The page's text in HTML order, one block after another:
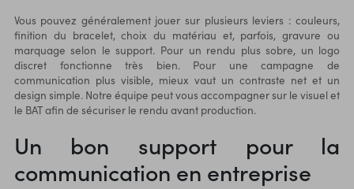
Vous pouvez généralement jouer sur plusieurs leviers : couleurs,
finition du bracelet, choix du matériau et, parfois, gravure ou
marquage selon le support. Pour un rendu plus sobre, un logo
discret fonctionne très bien. Pour une campagne de
communication plus visible, mieux vaut un contraste net et un
design simple. Notre équipe peut vous accompagner sur le visuel et
le BAT afin de sécuriser le rendu avant production.
Un bon support pour la
communication en entreprise